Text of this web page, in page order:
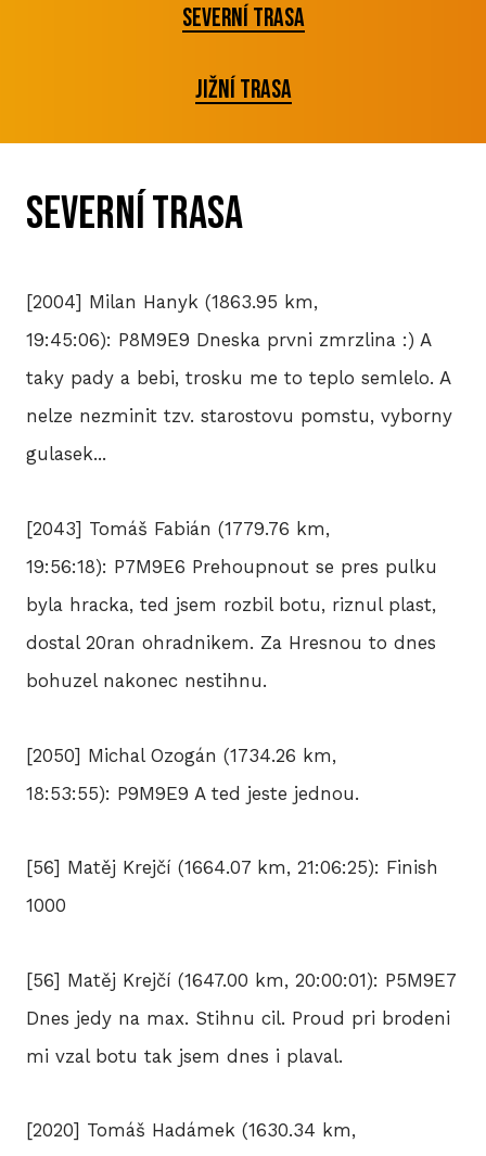
Severní trasa
jižní trasa
Severní trasa
[2004] Milan Hanyk (1863.95 km,
19:45:06): P8M9E9 Dneska prvni zmrzlina :) A
taky pady a bebi, trosku me to teplo semlelo. A
nelze nezminit tzv. starostovu pomstu, vyborny
gulasek...
[2043] Tomáš Fabián (1779.76 km,
19:56:18): P7M9E6 Prehoupnout se pres pulku
byla hracka, ted jsem rozbil botu, riznul plast,
dostal 20ran ohradnikem. Za Hresnou to dnes
bohuzel nakonec nestihnu.
[2050] Michal Ozogán (1734.26 km,
18:53:55): P9M9E9 A ted jeste jednou.
[56] Matěj Krejčí (1664.07 km, 21:06:25): Finish
1000
[56] Matěj Krejčí (1647.00 km, 20:00:01): P5M9E7
Dnes jedy na max. Stihnu cil. Proud pri brodeni
mi vzal botu tak jsem dnes i plaval.
[2020] Tomáš Hadámek (1630.34 km,